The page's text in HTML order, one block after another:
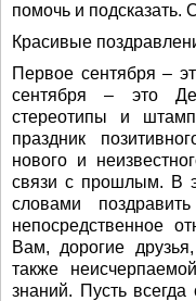
помочь и подсказать.
Красивые
Первое сентября –
сентября – это
стереотипы и
праздник
нового и
связи с прошлым. В
словами
непосредственное
Вам, дорогие
также
знаний. Пусть